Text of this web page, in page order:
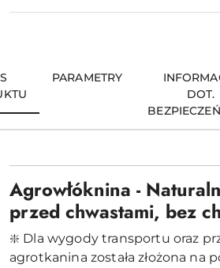
PARAMETRY
DOT.
Agrowłóknina -
przed chwastami, bez
❇️ Dla wygody transportu oraz
agrotkanina została złożona na